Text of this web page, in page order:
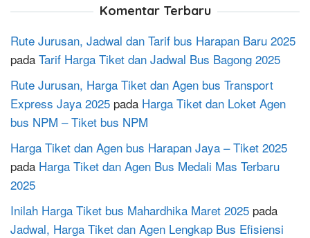
Komentar Terbaru
Rute Jurusan, Jadwal dan Tarif bus Harapan Baru 2025
pada Tarif Harga Tiket dan Jadwal Bus Bagong 2025
Rute Jurusan, Harga Tiket dan Agen bus Transport
Express Jaya 2025 pada Harga Tiket dan Loket Agen
bus NPM – Tiket bus NPM
Harga Tiket dan Agen bus Harapan Jaya – Tiket 2025
pada Harga Tiket dan Agen Bus Medali Mas Terbaru
2025
Inilah Harga Tiket bus Mahardhika Maret 2025 pada
Jadwal, Harga Tiket dan Agen Lengkap Bus Efisiensi